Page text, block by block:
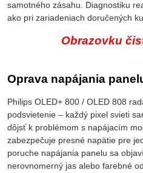
samotného zásahu. Diagnostiku
ako pri zariadeniach doručených
Obrazovku
Oprava napájania
Philips OLED+ 800 / OLED 808
podsvietenie – každý pixel svieti
dôjsť k problémom s napájacím
zabezpečuje presné napätie pre
poruche napájania panelu sa
nerovnomerný jas alebo farebné